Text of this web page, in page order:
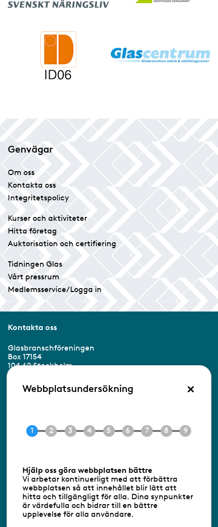
Genvägar
Om oss
Kontakta oss
Integritetspolicy
Kurser och aktiviteter
Hitta företag
Auktorisation och certifiering
Tidningen Glas
Vårt pressrum
Medlemsservice/Logga in
Kontakta oss
Glasbranschföreningen
Box 17154
104 62 Stockholm
Besöksadress:
Ringvägen 100
E-post info@gbf.se
Följ oss via RSS
Databasens namn:www.gbf.se-
Webbplatsundersökning ×
Hjälp oss göra webbplatsen bättre
Vi arbetar kontinuerligt med att förbättra
webbplatsen så att innehållet blir lätt att
hitta och tillgängligt för alla. Dina synpunkter
är värdefulla och bidrar till en bättre
upplevelse för alla användare.